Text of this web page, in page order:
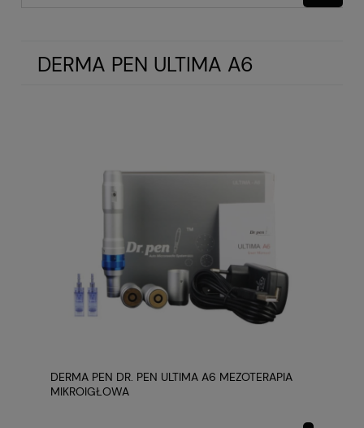
DERMA PEN ULTIMA A6
DERMA PEN DR. PEN ULTIMA A6 MEZOTERAPIA
MIKROIGŁOWA